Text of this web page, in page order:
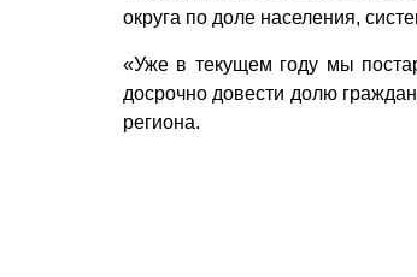
округа по доле населения,
«Уже в текущем году мы
досрочно довести долю
региона.